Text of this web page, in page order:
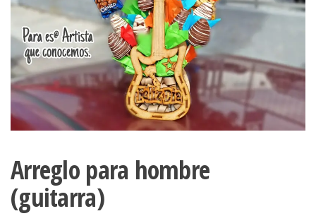
Arreglo para hombre
(guitarra)